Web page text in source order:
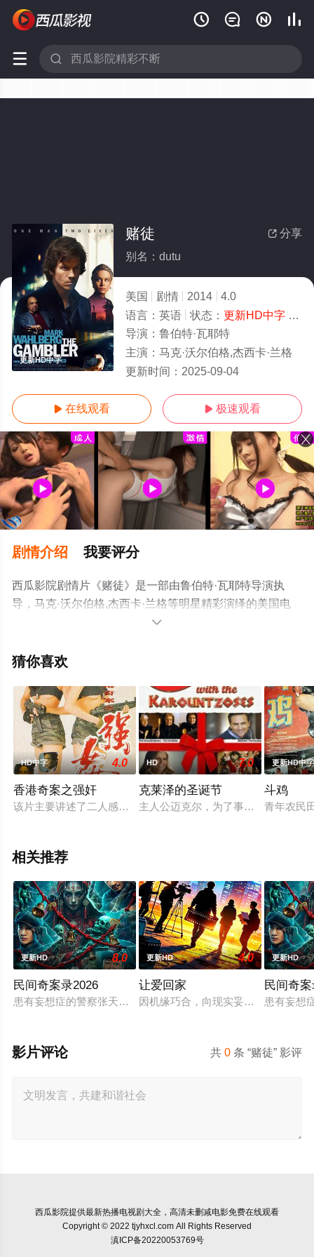
   
 
更新HD中字
 分享
赌徒
别名：dutu
美国 剧情 2014
4.0
语言： 英语 状态： 更新HD中字- 免费在线观看
导演： 鲁伯特·瓦耶特
主演： 马克·沃尔伯格,杰西卡·兰格
更新时间： 2025-09-04
 在线观看  极速观看
剧情介绍 我要评分
西瓜影院剧情片《赌徒》是一部由鲁伯特·瓦耶特导演执
导，马克·沃尔伯格,杰西卡·兰格等明星精彩演绎的美国电
影，手机免费观看高清无删减完整版电影大全就上西瓜影
平台了解。

猜你喜欢
HD中字 4.0
香港奇案之强奸
该片主要讲述了二人感情极深，且同时成为当红模特姐妹联手惩
HD 7.0
克莱泽的圣诞节
主人公迈克尔，为了事业，牺牲了很
更新HD中字
斗鸡
青年农民
相关推荐
更新HD 8.0
民间奇案录2026
患有妄想症的警察张天盛遇上一起离奇的神像杀人事件，勘案过
更新HD 4.0
让爱回家
因机缘巧合，向现实妥协的导演朱达
更新HD
民间奇
患有妄想
共0 条 “赌徒” 影评
影片评论
西瓜影院提供最新热播电视剧大全，高清未删减电影免费在线观看
Copyright © 2022 tjyhxcl.com All Rights Reserved
滇ICP备20220053769号